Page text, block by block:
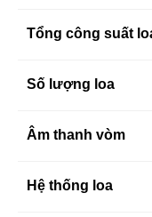
Tổng công suất
Số lượng loa
Âm thanh vòm
Hệ thống loa